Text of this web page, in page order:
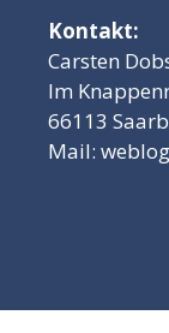
Kontakt:
Carsten
Im
66113
Mail: